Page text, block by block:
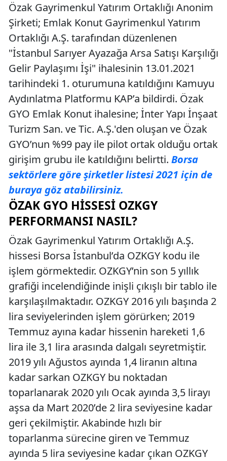
Özak Gayrimenkul Yatırım Ortaklığı Anonim
Şirketi; Emlak Konut Gayrimenkul Yatırım
Ortaklığı A.Ş. tarafından düzenlenen
"İstanbul Sarıyer Ayazağa Arsa Satışı Karşılığı
Gelir Paylaşımı İşi" ihalesinin 13.01.2021
tarihindeki 1. oturumuna katıldığını Kamuyu
Aydınlatma Platformu KAP’a bildirdi. Özak
GYO Emlak Konut ihalesine; İnter Yapı İnşaat
Turizm San. ve Tic. A.Ş.'den oluşan ve Özak
GYO’nun %99 pay ile pilot ortak olduğu ortak
girişim grubu ile katıldığını belirtti. Borsa
sektörlere göre şirketler listesi 2021 için de
buraya göz atabilirsiniz.
ÖZAK GYO HISSESI OZKGY
PERFORMANSI NASIL?
Özak Gayrimenkul Yatırım Ortaklığı A.Ş.
hissesi Borsa İstanbul’da OZKGY kodu ile
işlem görmektedir. OZKGY’nin son 5 yıllık
grafiği incelendiğinde inişli çıkışlı bir tablo ile
karşılaşılmaktadır. OZKGY 2016 yılı başında 2
lira seviyelerinden işlem görürken; 2019
Temmuz ayına kadar hissenin hareketi 1,6
lira ile 3,1 lira arasında dalgalı seyretmiştir.
2019 yılı Ağustos ayında 1,4 liranın altına
kadar sarkan OZKGY bu noktadan
toparlanarak 2020 yılı Ocak ayında 3,5 lirayı
aşsa da Mart 2020’de 2 lira seviyesine kadar
geri çekilmiştir. Akabinde hızlı bir
toparlanma sürecine giren ve Temmuz
ayında 5 lira seviyesine kadar çıkan OZKGY